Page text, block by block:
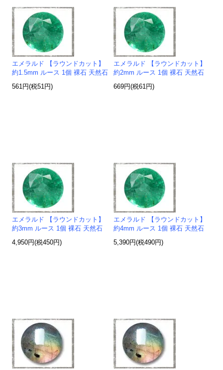
エメラルド 【ラウンドカット】
約1.5mm ルース 1個 裸石 天然石
561円(税51円)
エメラルド 【ラウンドカット】
約2mm ルース 1個 裸石 天然石
669円(税61円)
エメラルド 【ラウンドカット】
約3mm ルース 1個 裸石 天然石
4,950円(税450円)
エメラルド 【ラウンドカット】
約4mm ルース 1個 裸石 天然石
5,390円(税490円)